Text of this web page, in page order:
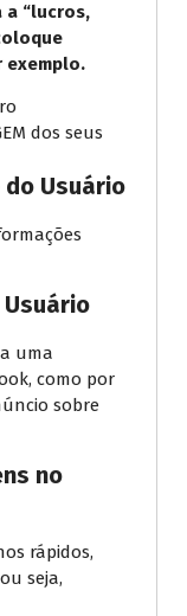
a “lucros,
exemplo.
dos seus
do Usuário
Usuário
uma
como por
sobre
no
rápidos,
seja,